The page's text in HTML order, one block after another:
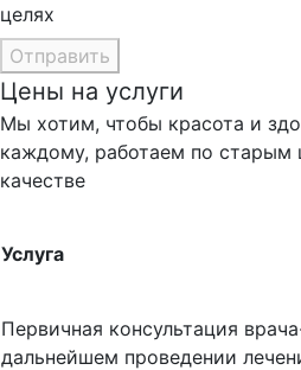
целях
Отправить
Цены на услуги
Мы хотим, чтобы красота и
каждому, работаем по старым
качестве
Услуга
Первичная консультация
дальнейшем проведении